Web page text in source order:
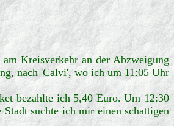
Kreisverkehr an der Abzweigung
nach 'Calvi', wo ich um 11:05 Uhr
bezahlte ich 5,40 Euro. Um 12:30
suchte ich mir einen schattigen